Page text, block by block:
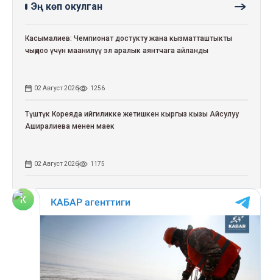
Эң көп окулган
Касымалиев: Чемпионат достукту жана кызматташтыкты
чыңдоо үчүн маанилүү эл аралык аянтчага айланды
02 Август 2026 1256
Түштүк Кореяда ийгиликке жетишкен кыргыз кызы Айсулуу
Аширалиева менен маек
02 Август 2026 1175